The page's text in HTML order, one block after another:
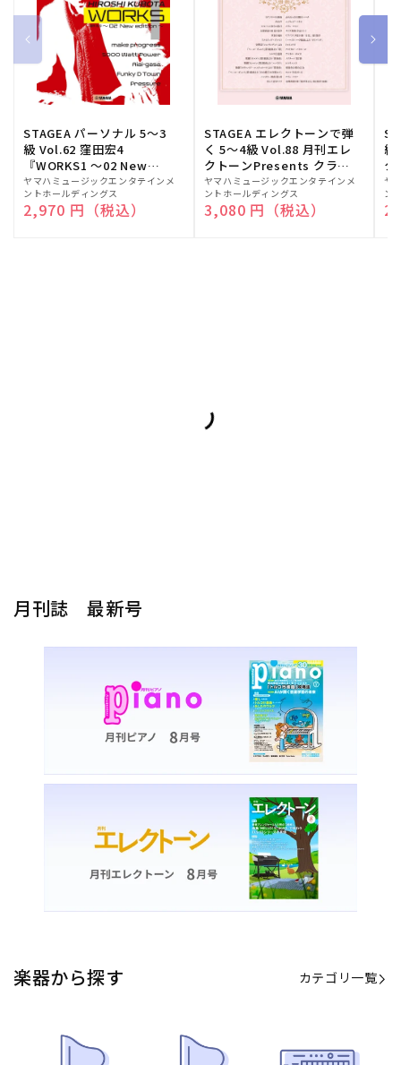
STAGEA パーソナル 5～3
級 Vol.62 窪田宏4
『WORKS1 ～02 New
edition～』
販
売
元:
ヤマハミュージックエンタテインメ
ントホールディングス
通常価格
2,970 円（税込）
STAGEA エレクトーンで弾
く 5～4級 Vol.88 月刊エレ
クトーンPresents クラシ
ック名曲集
販
売
元:
ヤマハミュージックエンタテインメ
ントホールディングス
通常価格
3,080 円（税込）
級
ク
販
売
元:
ヤ
ン
カテゴリ一覧